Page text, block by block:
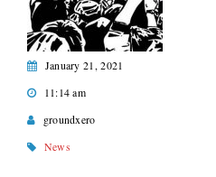
January 21, 2021
11:14 am
groundxero
News